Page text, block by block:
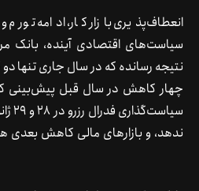
انعطاف‌پذیری بازار کار، ادامه
سیاست‌های اقتصادی آینده، بانک
نتیجه رسانده که در سال جاری تنها
چهار کاهش در سال قبل پیش‌بینی
ندهد، و بازارهای مالی کاهش بعدی